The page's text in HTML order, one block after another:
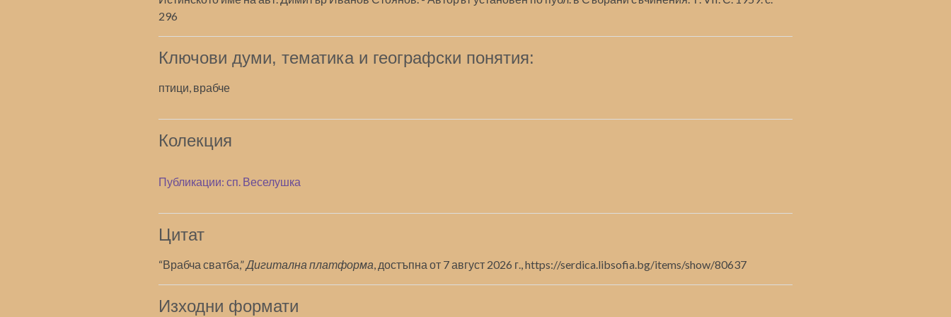
296
Ключови думи, тематика и географски понятия:
птици, врабче
Колекция
Публикации: сп. Веселушка
Цитат
“Врабча сватба,”Дигитална платформа, достъпна от 7 август 2026 г.,https://serdica.libsofia.bg/items/show/80637
Изходни формати